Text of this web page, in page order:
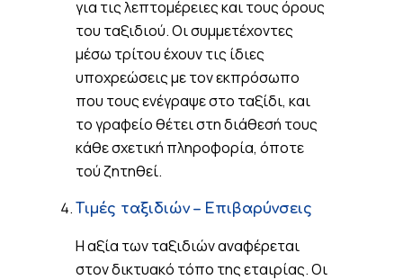
για τις λεπτομέρειες και τους όρους
του ταξιδιού. Οι συμμετέχοντες
μέσω τρίτου έχουν τις ίδιες
υποχρεώσεις με τον εκπρόσωπο
που τους ενέγραψε στο ταξίδι, και
το γραφείο θέτει στη διάθεσή τους
κάθε σχετική πληροφορία, όποτε
τού ζητηθεί.
Τιμές ταξιδιών – Επιβαρύνσεις
Η αξία των ταξιδιών αναφέρεται
στον δικτυακό τόπο της εταιρίας. Οι